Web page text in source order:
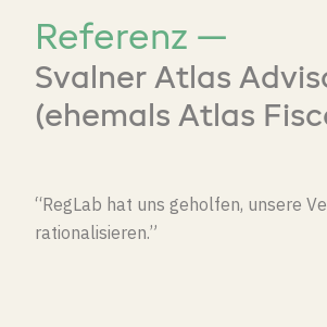
Referenz —
Svalner Atlas
(ehemals Atlas
“RegLab hat uns geholfen, unsere
rationalisieren.”